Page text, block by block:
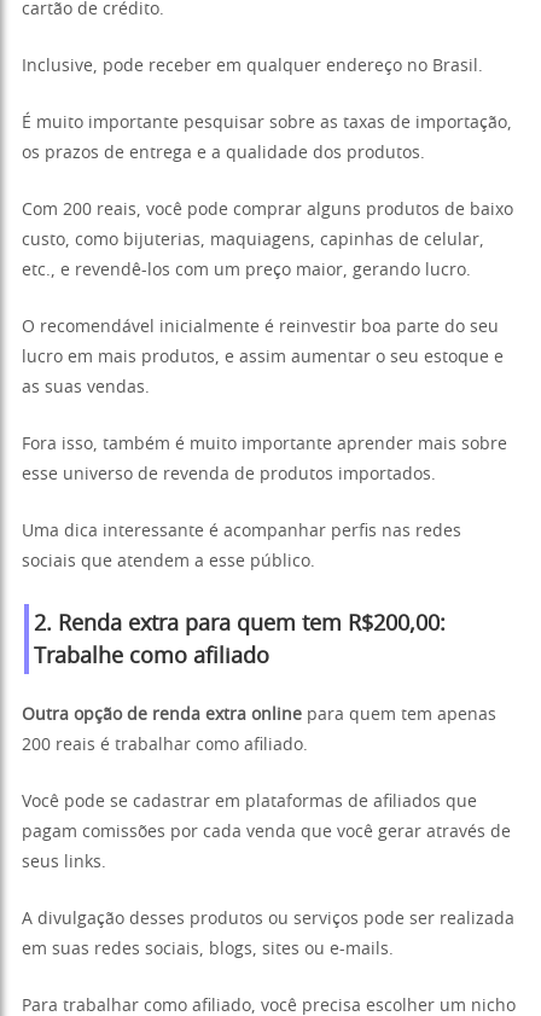
cartão de crédito.
Inclusive, pode receber em qualquer endereço no Brasil.
É muito importante pesquisar sobre as taxas de importação,
os prazos de entrega e a qualidade dos produtos.
Com 200 reais, você pode comprar alguns produtos de baixo
custo, como bijuterias, maquiagens, capinhas de celular,
etc., e revendê-los com um preço maior, gerando lucro.
O recomendável inicialmente é reinvestir boa parte do seu
lucro em mais produtos, e assim aumentar o seu estoque e
as suas vendas.
Fora isso, também é muito importante aprender mais sobre
esse universo de revenda de produtos importados.
Uma dica interessante é acompanhar perfis nas redes
sociais que atendem a esse público.
2. Renda extra para quem tem R$200,00:
Trabalhe como afiliado
Outra opção de renda extra online para quem tem apenas
200 reais é trabalhar como afiliado.
Você pode se cadastrar em plataformas de afiliados que
pagam comissões por cada venda que você gerar através de
seus links.
A divulgação desses produtos ou serviços pode ser realizada
em suas redes sociais, blogs, sites ou e-mails.
Para trabalhar como afiliado, você precisa escolher um nicho